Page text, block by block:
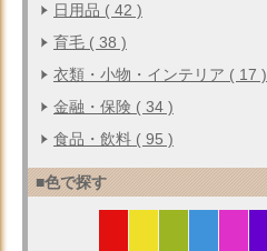
日用品 ( 42 )
育毛 ( 38 )
衣類・小物・インテリア ( 17 )
金融・保険 ( 34 )
食品・飲料 ( 95 )
■色で探す